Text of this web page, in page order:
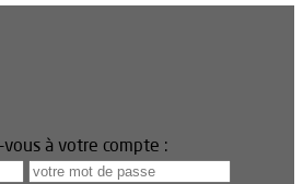
à votre compte :